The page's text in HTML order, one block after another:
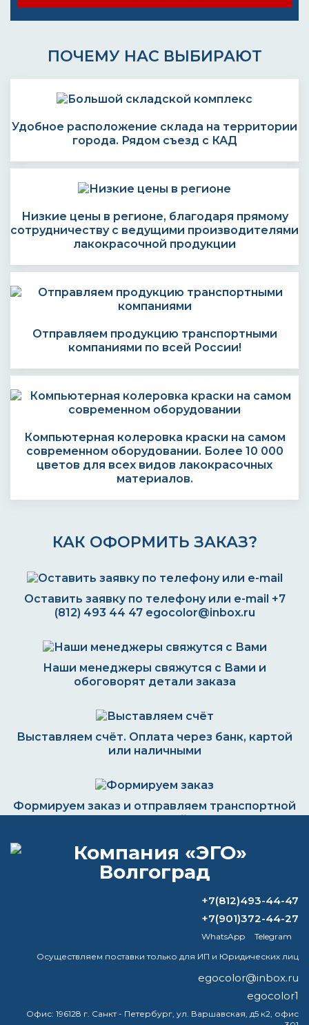
ПОЧЕМУ НАС ВЫБИРАЮТ
Удобное расположение склада на территории
города. Рядом съезд с КАД
Низкие цены в регионе, благодаря прямому
сотрудничеству с ведущими производителями
лакокрасочной продукции
Отправляем продукцию транспортными
компаниями по всей России!
Компьютерная колеровка краски на самом
современном оборудовании. Более 10 000
цветов для всех видов лакокрасочных
материалов.
КАК ОФОРМИТЬ ЗАКАЗ?
Оставить заявку по телефону или e-mail +7
(812) 493 44 47 egocolor@inbox.ru
Наши менеджеры свяжутся с Вами и
обоговорят детали заказа
Выставляем счёт. Оплата через банк, картой
или наличными
Формируем заказ и отправляем транспортной
компанией
ВОПРОС-ОТВЕТ
Что значит полуматовая краска?
В чем разница между растворителями
Как подготовить кузов к покраске
+7(812)493-44-47
+7(901)372-44-27
WhatsApp
Telegram
Осуществляем поставки только для ИП и Юридических лиц
egocolor@inbox.ru
egocolor1
Офис: 196128 г. Санкт - Петербург, ул. Варшавская, д5 к2, офис